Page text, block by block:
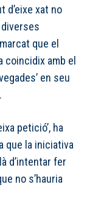
d’eixe xat no
que el
amb el
en seu
petició’, ha
que la iniciativa
d’intentar fer
no s’hauria